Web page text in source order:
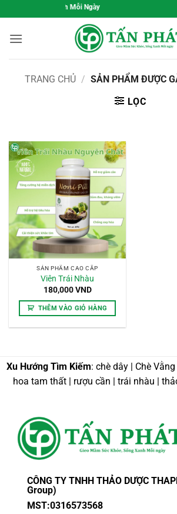
qua
nội
Khỏe, Sống Xanh Mỗi Ngày
TRANG CHỦ / SẢN PHẨM ĐƯỢC
LỌC
SẢN PHẨM CAO CẤP
Viên Trái Nhàu
180,000VND
THÊM VÀO GIỎ HÀNG
Xu Hướng Tìm Kiếm: chè dây | Chè
hoa tam thất | rượu cần | trái nhàu |
CÔNG TY TNHH THẢO DƯỢC
Group)
MST:0316573568